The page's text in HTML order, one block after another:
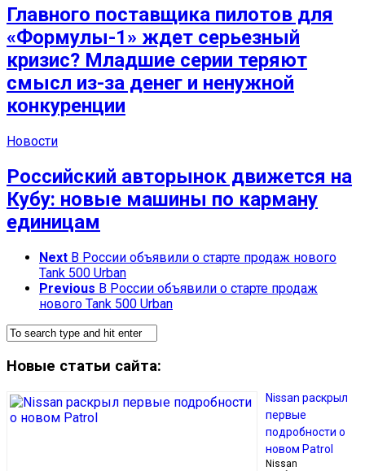
Главного поставщика пилотов для
«Формулы-1» ждет серьезный
кризис? Младшие серии теряют
смысл из-за денег и ненужной
конкуренции
Новости
Российский авторынок движется на
Кубу: новые машины по карману
единицам
Next В России объявили о старте продаж нового
Tank 500 Urban
Previous В России объявили о старте продаж
нового Tank 500 Urban
Новые статьи сайта:
Nissan раскрыл
первые
подробности о
новом Patrol
Nissan